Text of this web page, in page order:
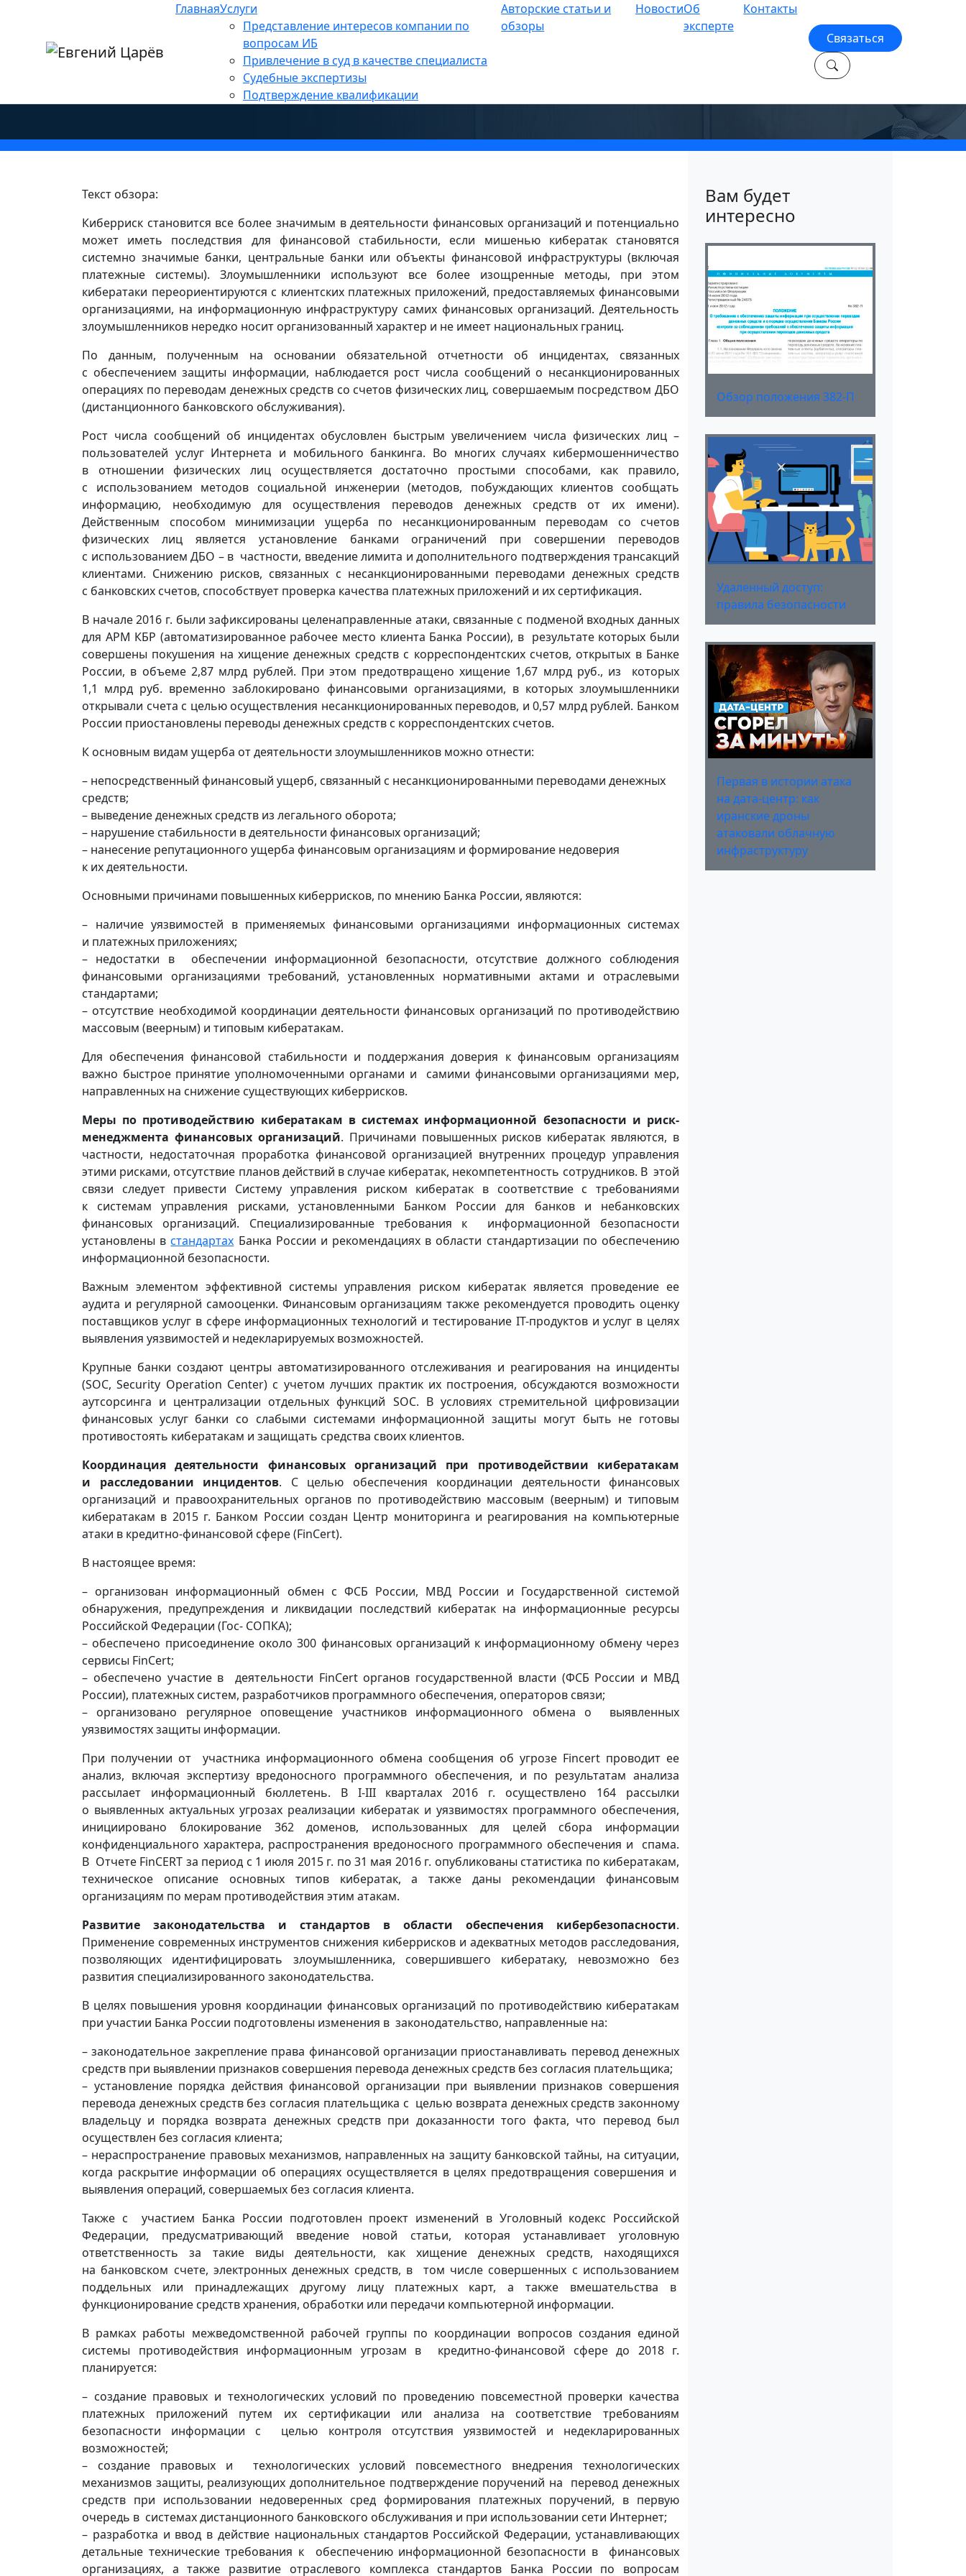
ГлавнаяУслуги
Представление интересов компании по
вопросам ИБ
Привлечение в суд в качестве специалиста
Судебные экспертизы
Подтверждение квалификации
Авторские статьи и
обзоры
НовостиОб
эксперте
Контакты
Связаться
Информационная безопасность»
Обзор финансовой стабильности ЦБ: Киберриск: угрозы
для финансовой стабильности и меры по управлению им
Текст обзора:
Киберриск становится все более значимым в деятельности финансовых организаций и потенциально
может иметь последствия для финансовой стабильности, если мишенью кибератак становятся
системно значимые банки, центральные банки или объекты финансовой инфраструктуры (включая
платежные системы). Злоумышленники используют все более изощренные методы, при этом
кибератаки переориентируются с клиентских платежных приложений, предоставляемых финансовыми
организациями, на информационную инфраструктуру самих финансовых организаций. Деятельность
злоумышленников нередко носит организованный характер и не имеет национальных границ.
По данным, полученным на основании обязательной отчетности об инцидентах, связанных
с обеспечением защиты информации, наблюдается рост числа сообщений о несанкционированных
операциях по переводам денежных средств со счетов физических лиц, совершаемым посредством ДБО
(дистанционного банковского обслуживания).
Рост числа сообщений об инцидентах обусловлен быстрым увеличением числа физических лиц –
пользователей услуг Интернета и мобильного банкинга. Во многих случаях кибермошенничество
в отношении физических лиц осуществляется достаточно простыми способами, как правило,
с использованием методов социальной инженерии (методов, побуждающих клиентов сообщать
информацию, необходимую для осуществления переводов денежных средств от их имени).
Действенным способом минимизации ущерба по несанкционированным переводам со счетов
физических лиц является установление банками ограничений при совершении переводов
с использованием ДБО – в частности, введение лимита и дополнительного подтверждения трансакций
клиентами. Снижению рисков, связанных с несанкционированными переводами денежных средств
с банковских счетов, способствует проверка качества платежных приложений и их сертификация.
В начале 2016 г. были зафиксированы целенаправленные атаки, связанные с подменой входных данных
для АРМ КБР (автоматизированное рабочее место клиента Банка России), в результате которых были
совершены покушения на хищение денежных средств с корреспондентских счетов, открытых в Банке
России, в объеме 2,87 млрд рублей. При этом предотвращено хищение 1,67 млрд руб., из которых
1,1 млрд руб. временно заблокировано финансовыми организациями, в которых злоумышленники
открывали счета с целью осуществления несанкционированных переводов, и 0,57 млрд рублей. Банком
России приостановлены переводы денежных средств с корреспондентских счетов.
К основным видам ущерба от деятельности злоумышленников можно отнести:
– непосредственный финансовый ущерб, связанный с несанкционированными переводами денежных
средств;
– выведение денежных средств из легального оборота;
– нарушение стабильности в деятельности финансовых организаций;
– нанесение репутационного ущерба финансовым организациям и формирование недоверия
к их деятельности.
Основными причинами повышенных киберрисков, по мнению Банка России, являются:
– наличие уязвимостей в применяемых финансовыми организациями информационных системах
и платежных приложениях;
– недостатки в обеспечении информационной безопасности, отсутствие должного соблюдения
финансовыми организациями требований, установленных нормативными актами и отраслевыми
стандартами;
– отсутствие необходимой координации деятельности финансовых организаций по противодействию
массовым (веерным) и типовым кибератакам.
Для обеспечения финансовой стабильности и поддержания доверия к финансовым организациям
важно быстрое принятие уполномоченными органами и самими финансовыми организациями мер,
направленных на снижение существующих киберрисков.
Меры по противодействию кибератакам в системах информационной безопасности и риск-
менеджмента финансовых организаций. Причинами повышенных рисков кибератак являются, в
частности, недостаточная проработка финансовой организацией внутренних процедур управления
этими рисками, отсутствие планов действий в случае кибератак, некомпетентность сотрудников. В этой
связи следует привести Систему управления риском кибератак в соответствие c требованиями
к системам управления рисками, установленными Банком России для банков и небанковских
финансовых организаций. Специализированные требования к информационной безопасности
установлены встандартах Банка России и рекомендациях в области стандартизации по обеспечению
информационной безопасности.
Важным элементом эффективной системы управления риском кибератак является проведение ее
аудита и регулярной самооценки. Финансовым организациям также рекомендуется проводить оценку
поставщиков услуг в сфере информационных технологий и тестирование IT-продуктов и услуг в целях
выявления уязвимостей и недекларируемых возможностей.
Крупные банки создают центры автоматизированного отслеживания и реагирования на инциденты
(SOC, Security Operation Center) с учетом лучших практик их построения, обсуждаются возможности
аутсорсинга и централизации отдельных функций SOC. В условиях стремительной цифровизации
финансовых услуг банки со слабыми системами информационной защиты могут быть не готовы
противостоять кибератакам и защищать средства своих клиентов.
Координация деятельности финансовых организаций при противодействии кибератакам
и расследовании инцидентов. С целью обеспечения координации деятельности финансовых
организаций и правоохранительных органов по противодействию массовым (веерным) и типовым
кибератакам в 2015 г. Банком России создан Центр мониторинга и реагирования на компьютерные
атаки в кредитно-финансовой сфере (FinCert).
В настоящее время:
– организован информационный обмен с ФСБ России, МВД России и Государственной системой
обнаружения, предупреждения и ликвидации последствий кибератак на информационные ресурсы
Российской Федерации (Гос- СОПКА);
– обеспечено присоединение около 300 финансовых организаций к информационному обмену через
сервисы FinCert;
– обеспечено участие в деятельности FinCert органов государственной власти (ФСБ России и МВД
России), платежных систем, разработчиков программного обеспечения, операторов связи;
– организовано регулярное оповещение участников информационного обмена о выявленных
уязвимостях защиты информации.
При получении от участника информационного обмена сообщения об угрозе Fincert проводит ее
анализ, включая экспертизу вредоносного программного обеспечения, и по результатам анализа
рассылает информационный бюллетень. В I-III кварталах 2016 г. осуществлено 164 рассылки
о выявленных актуальных угрозах реализации кибератак и уязвимостях программного обеспечения,
инициировано блокирование 362 доменов, использованных для целей сбора информации
конфиденциального характера, распространения вредоносного программного обеспечения и спама.
В Отчете FinCERT за период с 1 июля 2015 г. по 31 мая 2016 г. опубликованы статистика по кибератакам,
техническое описание основных типов кибератак, а также даны рекомендации финансовым
организациям по мерам противодействия этим атакам.
Развитие законодательства и стандартов в области обеспечения кибербезопасности.
Применение современных инструментов снижения киберрисков и адекватных методов расследования,
позволяющих идентифицировать злоумышленника, совершившего кибератаку, невозможно без
развития специализированного законодательства.
В целях повышения уровня координации финансовых организаций по противодействию кибератакам
при участии Банка России подготовлены изменения в законодательство, направленные на:
– законодательное закрепление права финансовой организации приостанавливать перевод денежных
средств при выявлении признаков совершения перевода денежных средств без согласия плательщика;
– установление порядка действия финансовой организации при выявлении признаков совершения
перевода денежных средств без согласия плательщика с целью возврата денежных средств законному
владельцу и порядка возврата денежных средств при доказанности того факта, что перевод был
осуществлен без согласия клиента;
– нераспространение правовых механизмов, направленных на защиту банковской тайны, на ситуации,
когда раскрытие информации об операциях осуществляется в целях предотвращения совершения и
выявления операций, совершаемых без согласия клиента.
Также с участием Банка России подготовлен проект изменений в Уголовный кодекс Российской
Федерации, предусматривающий введение новой статьи, которая устанавливает уголовную
ответственность за такие виды деятельности, как хищение денежных средств, находящихся
на банковском счете, электронных денежных средств, в том числе совершенных с использованием
поддельных или принадлежащих другому лицу платежных карт, а также вмешательства в
функционирование средств хранения, обработки или передачи компьютерной информации.
В рамках работы межведомственной рабочей группы по координации вопросов создания единой
системы противодействия информационным угрозам в кредитно-финансовой сфере до 2018 г.
планируется:
– создание правовых и технологических условий по проведению повсеместной проверки качества
платежных приложений путем их сертификации или анализа на соответствие требованиям
безопасности информации с целью контроля отсутствия уязвимостей и недекларированных
возможностей;
– создание правовых и технологических условий повсеместного внедрения технологических
механизмов защиты, реализующих дополнительное подтверждение поручений на перевод денежных
средств при использовании недоверенных сред формирования платежных поручений, в первую
очередь в системах дистанционного банковского обслуживания и при использовании сети Интернет;
– разработка и ввод в действие национальных стандартов Российской Федерации, устанавливающих
детальные технические требования к обеспечению информационной безопасности в финансовых
организациях, а также развитие отраслевого комплекса стандартов Банка России по вопросам
Вам будет
интересно
Обзор положения 382-П
Удаленный доступ:
правила безопасности
Первая в истории атака
на дата-центр: как
иранские дроны
атаковали облачную
инфраструктуру